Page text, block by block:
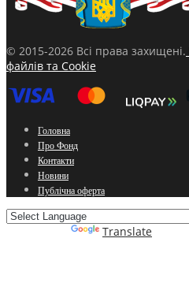
© 2015-2026 Всі права захищені.
файлів та Cookie
Головна
Про Фонд
Контакти
Новини
Публічна оферта
Translate